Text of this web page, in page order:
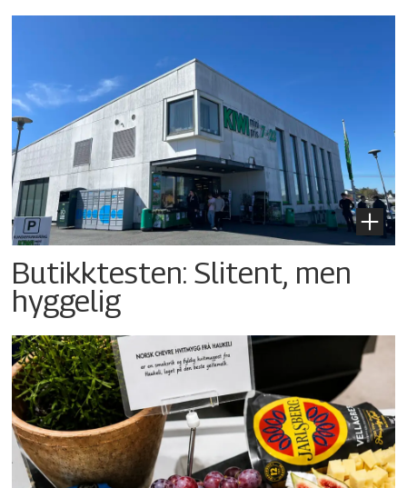
Butikktesten: Slitent, men
hyggelig